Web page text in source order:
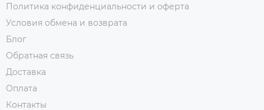
Политика конфиденциальности и оферта
Условия обмена и возврата
Блог
Обратная связь
Доставка
Оплата
Контакты